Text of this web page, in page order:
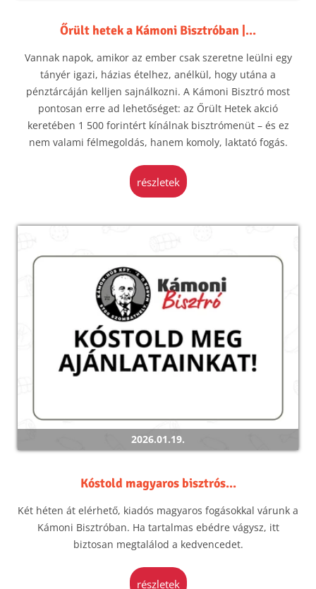
Őrült hetek a Kámoni Bisztróban |...
Vannak napok, amikor az ember csak szeretne leülni egy
tányér igazi, házias ételhez, anélkül, hogy utána a
pénztárcáján kelljen sajnálkozni. A Kámoni Bisztró most
pontosan erre ad lehetőséget: az Őrült Hetek akció
keretében 1 500 forintért kínálnak bisztrómenüt – és ez
nem valami félmegoldás, hanem komoly, laktató fogás.
részletek
2026.01.19.
Kóstold magyaros bisztrós...
Két héten át elérhető, kiadós magyaros fogásokkal várunk a
Kámoni Bisztróban. Ha tartalmas ebédre vágysz, itt
biztosan megtalálod a kedvencedet.
részletek